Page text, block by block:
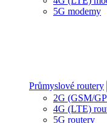
5G modemy
Průmyslové routery
2G (GSM/
4G (LTE)
5G routery